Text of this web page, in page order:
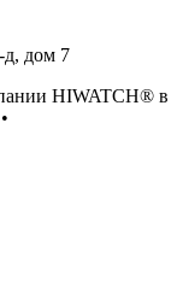
д, дом 7
HIWATCH® в